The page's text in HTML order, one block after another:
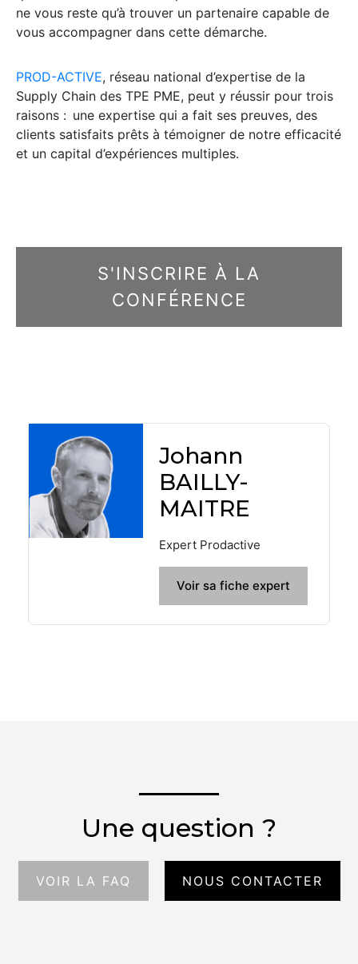
ne vous reste qu’à trouver un partenaire capable de
vous accompagner dans cette démarche.
PROD-ACTIVE, réseau national d’expertise de la
Supply Chain des TPE PME, peut y réussir pour trois
raisons : une expertise qui a fait ses preuves, des
clients satisfaits prêts à témoigner de notre efficacité
et un capital d’expériences multiples.
S'INSCRIRE À LA
CONFÉRENCE
Johann
BAILLY-
MAITRE
Expert Prodactive
Voir sa fiche expert
Une question ?
VOIR LA FAQ NOUS CONTACTER